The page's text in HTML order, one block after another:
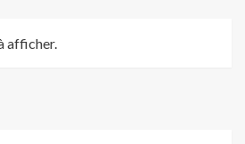
afficher.